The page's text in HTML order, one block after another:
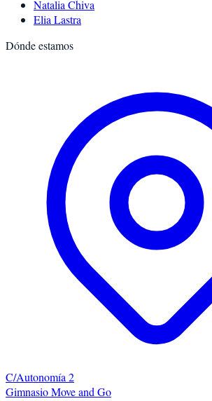
Natalia Chiva
Elia Lastra
Dónde estamos
C/Autonomía 2
Gimnasio Move and Go